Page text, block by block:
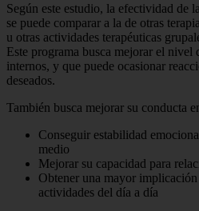
Según este estudio, la efectividad de
se puede comparar a la de otras
u otras actividades terapéuticas
Este programa busca mejorar el nivel
internos, y que puede ocasionar
deseados.
También busca mejorar su conducta
Conseguir estabilidad
medio
Mejorar su capacidad para
Obtener una mayor
actividades del día a día